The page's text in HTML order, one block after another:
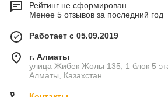
Рейтинг не сформирован
Менее 5 отзывов за последний год
Работает с 05.09.2019
г. Алматы
улица Жибек Жолы 135, 1 блок 5
Алматы, Казахстан